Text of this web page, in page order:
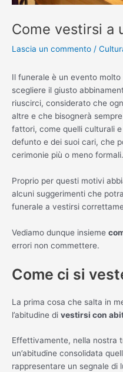
Come vestirsi a
Lascia un commento /
Il funerale è un evento
scegliere il giusto
riuscirci, considerato che
altre e che bisognerà
fattori, come quelli culturali
defunto e dei suoi cari, che
cerimonie più o meno formali.
Proprio per questi motivi
alcuni suggerimenti che
funerale a vestirsi
Vediamo dunque insieme
errori non commettere.
Come ci si
La prima cosa che salta in
l’abitudine di vestirsi con
Effettivamente, nella nostra
un’abitudine consolidata
rappresentare un segnale di